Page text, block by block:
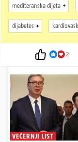
mediteranska dijeta
dijabetes
2